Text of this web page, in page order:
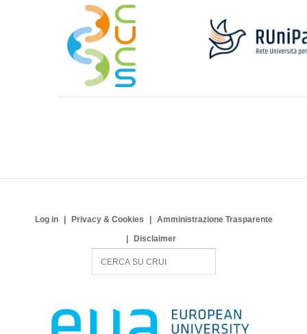
Log in Privacy & Cookies
Amministrazione Trasparente
Disclaimer
c